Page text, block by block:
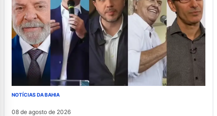
NOTÍCIAS DA BAHIA
08 de agosto de 2026